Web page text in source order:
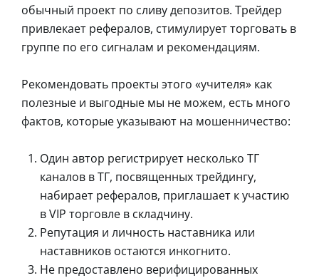
обычный проект по сливу депозитов. Трейдер
привлекает рефералов, стимулирует торговать в
группе по его сигналам и рекомендациям.
Рекомендовать проекты этого «учителя» как
полезные и выгодные мы не можем, есть много
фактов, которые указывают на мошенничество:
Один автор регистрирует несколько ТГ
каналов в ТГ, посвященных трейдингу,
набирает рефералов, приглашает к участию
в VIP торговле в складчину.
Репутация и личность наставника или
наставников остаются инкогнито.
Не предоставлено верифицированных